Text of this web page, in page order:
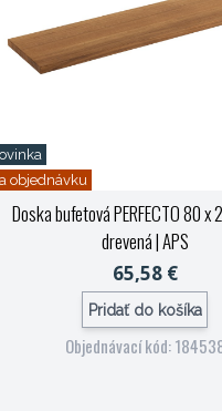
objednávku
Doska bufetová PERFECTO 80 x
drevená| APS
65,58 €
Pridať do košíka
Objednávací kód: